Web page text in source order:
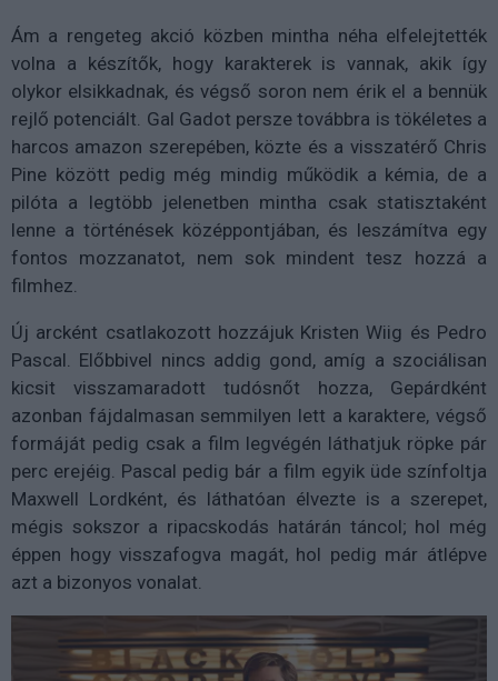
Ám a rengeteg akció közben mintha néha elfelejtették
volna a készítők, hogy karakterek is vannak, akik így
olykor elsikkadnak, és végső soron nem érik el a bennük
rejlő potenciált. Gal Gadot persze továbbra is tökéletes a
harcos amazon szerepében, közte és a visszatérő Chris
Pine között pedig még mindig működik a kémia, de a
pilóta a legtöbb jelenetben mintha csak statisztaként
lenne a történések középpontjában, és leszámítva egy
fontos mozzanatot, nem sok mindent tesz hozzá a
filmhez.
Új arcként csatlakozott hozzájuk Kristen Wiig és Pedro
Pascal. Előbbivel nincs addig gond, amíg a szociálisan
kicsit visszamaradott tudósnőt hozza, Gepárdként
azonban fájdalmasan semmilyen lett a karaktere, végső
formáját pedig csak a film legvégén láthatjuk röpke pár
perc erejéig. Pascal pedig bár a film egyik üde színfoltja
Maxwell Lordként, és láthatóan élvezte is a szerepet,
mégis sokszor a ripacskodás határán táncol; hol még
éppen hogy visszafogva magát, hol pedig már átlépve
azt a bizonyos vonalat.